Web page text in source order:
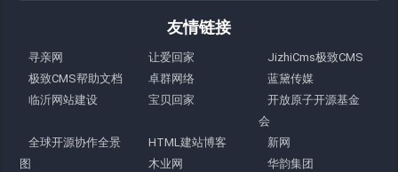
友情链接
寻亲网 让爱回家
JizhiCms极致CMS
极致CMS帮助文档
卓群网络
蓝黛传媒
临沂网站建设
宝贝回家
开放原子开源基金
会
全球开源协作全景
图
HTML建站博客
新网
木业网
华韵集团